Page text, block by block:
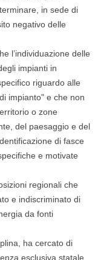
in sede di
negativo delle
l’individuazione delle
impianti in
riguardo alle
impianto" e che non
o zone
del paesaggio e del
di fasce
e motivate
regionali che
e indiscriminato di
da fonti
ha cercato di
esclusiva statale